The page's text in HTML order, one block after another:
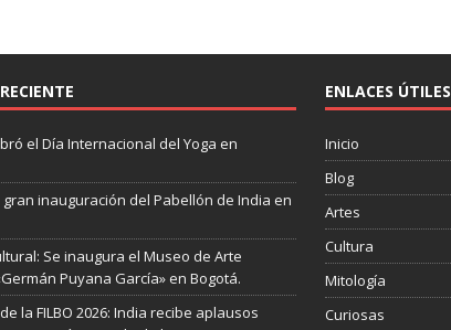
el Día Internacional del Yoga en
gran inauguración del Pabellón de India en
Se inaugura el Museo de Arte
Puyana García» en Bogotá.
la FILBO 2026: India recibe aplausos
ENLACES ÚTILES
Inicio
Blog
Artes
Cultura
Mitología
Curiosas